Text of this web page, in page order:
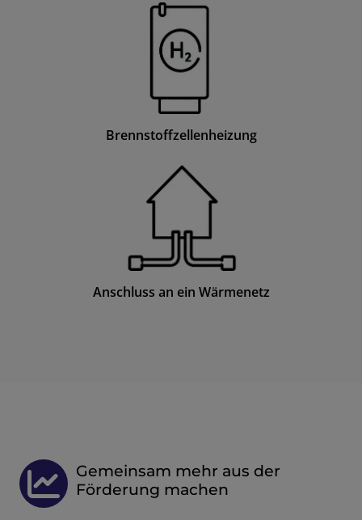
Brennstoffzellenheizung
Anschluss an ein Wärmenetz
Gemeinsam mehr aus der
Förderung machen